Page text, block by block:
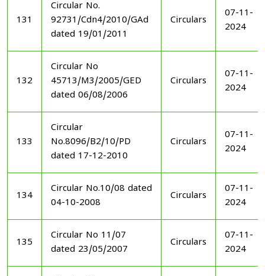
131
Circular No.
92731/Cdn4/2010/GAd
dated 19/01/2011
Circulars
07-11-
2024
132
Circular No
45713/M3/2005/GED
dated 06/08/2006
Circulars
07-11-
2024
133
Circular
No.8096/B2/10/PD
dated 17-12-2010
Circulars
07-11-
2024
134
Circular No.10/08 dated
04-10-2008
Circulars
07-11-
2024
135
Circular No 11/07
dated 23/05/2007
Circulars
07-11-
2024